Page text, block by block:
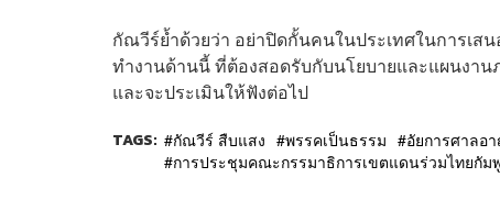
กัณวีร์ย้ำด้วยว่า อย่าปิดกั้นคนในประเทศในการเส
ทำงานด้านนี้ ที่ต้องสอดรับกับนโยบายและแผนงา
และจะประเมินให้ฟังต่อไป
TAGS: กัณวีร์ สืบแสง พรรคเป็นธรรม
อัยการศาลอ
การประชุมคณะกรรมาธิการเขตแดนร่วมไทยกัม